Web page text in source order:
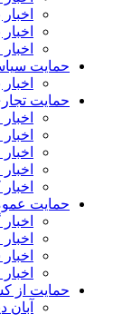
اخبار
حمایت
حمایت
حمایت
حمایت از
آبان